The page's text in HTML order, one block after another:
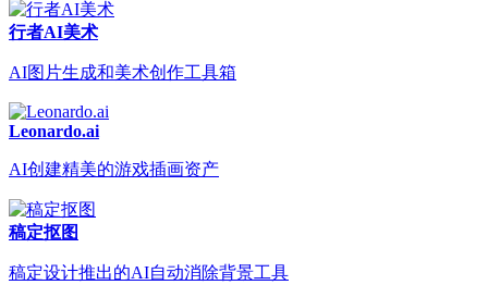
行者AI美术
AI图片生成和美术创作工具箱
Leonardo.ai
AI创建精美的游戏插画资产
稿定抠图
稿定设计推出的AI自动消除背景工具